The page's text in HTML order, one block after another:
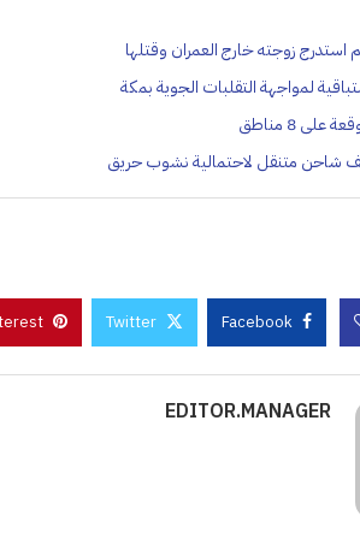
استدرج زوجته خارج العمران وقتلها
لمواجهة التقلبات الجوية بمكة
8 مناطق
Facebook
Twitter
EDITOR.MANAGER